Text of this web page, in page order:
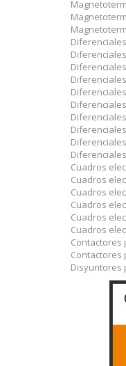
Cuadros
Cuadros
Cuadros
Cuadros
Cuadros
Cuadros
Contactores
Contactores
Disyuntores